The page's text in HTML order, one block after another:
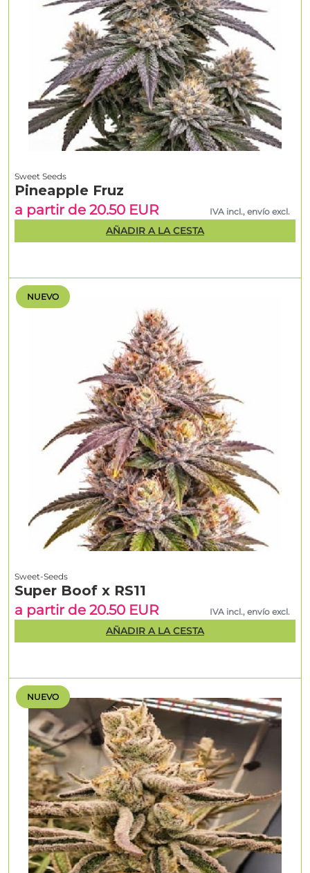
NUEVO
NUEVO
Sweet-Seeds
Super Boof x RS11
a partir de 20.50 EUR
IVA incl., envío excl.
AÑADIR A LA CESTA
Sweet Seeds
Pineapple Fruz
a partir de 20.50 EUR
IVA incl., envío excl.
AÑADIR A LA CESTA